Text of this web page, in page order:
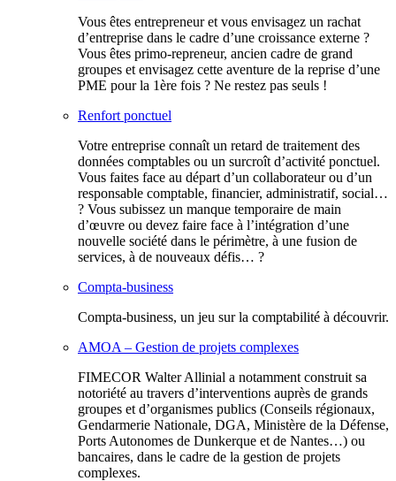
Vous êtes entrepreneur et vous envisagez un rachat
d’entreprise dans le cadre d’une croissance externe ?
Vous êtes primo-repreneur, ancien cadre de grand
groupes et envisagez cette aventure de la reprise d’une
PME pour la 1ère fois ? Ne restez pas seuls !
Renfort ponctuel
Votre entreprise connaît un retard de traitement des
données comptables ou un surcroît d’activité ponctuel.
Vous faites face au départ d’un collaborateur ou d’un
responsable comptable, financier, administratif, social…
? Vous subissez un manque temporaire de main
d’œuvre ou devez faire face à l’intégration d’une
nouvelle société dans le périmètre, à une fusion de
services, à de nouveaux défis… ?
Compta-business
Compta-business, un jeu sur la comptabilité à découvrir.
AMOA – Gestion de projets complexes
FIMECOR Walter Allinial a notamment construit sa
notoriété au travers d’interventions auprès de grands
groupes et d’organismes publics (Conseils régionaux,
Gendarmerie Nationale, DGA, Ministère de la Défense,
Ports Autonomes de Dunkerque et de Nantes…) ou
bancaires, dans le cadre de la gestion de projets
complexes.